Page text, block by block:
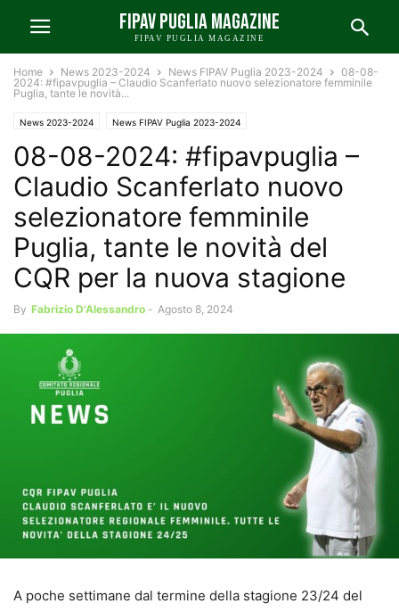
FIPAV PUGLIA MAGAZINE
FIPAV PUGLIA MAGAZINE
Home News 2023-2024 News FIPAV Puglia 2023-2024
08-08-
2024: #fipavpuglia – Claudio Scanferlato nuovo selezionatore femminile
Puglia, tante le novità...
News 2023-2024 News FIPAV Puglia 2023-2024
08-08-2024: #fipavpuglia –
Claudio Scanferlato nuovo
selezionatore femminile
Puglia, tante le novità del
CQR per la nuova stagione
By Fabrizio D'Alessandro - Agosto 8, 2024
A poche settimane dal termine della stagione 23/24 del